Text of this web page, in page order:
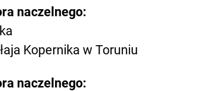
naczelnego:
Kopernika w Toruniu
naczelnego: